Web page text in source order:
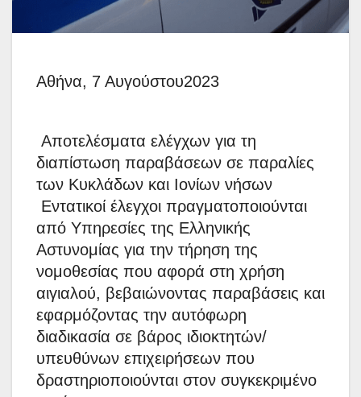
Αθήνα, 7 Αυγούστου2023
Αποτελέσματα ελέγχων για τη
διαπίστωση παραβάσεων σε παραλίες
των Κυκλάδων και Ιονίων νήσων
Εντατικοί έλεγχοι πραγματοποιούνται
από Υπηρεσίες της Ελληνικής
Αστυνομίας για την τήρηση της
νομοθεσίας που αφορά στη χρήση
αιγιαλού, βεβαιώνοντας παραβάσεις και
εφαρμόζοντας την αυτόφωρη
διαδικασία σε βάρος ιδιοκτητών/
υπευθύνων επιχειρήσεων που
δραστηριοποιούνται στον συγκεκριμένο